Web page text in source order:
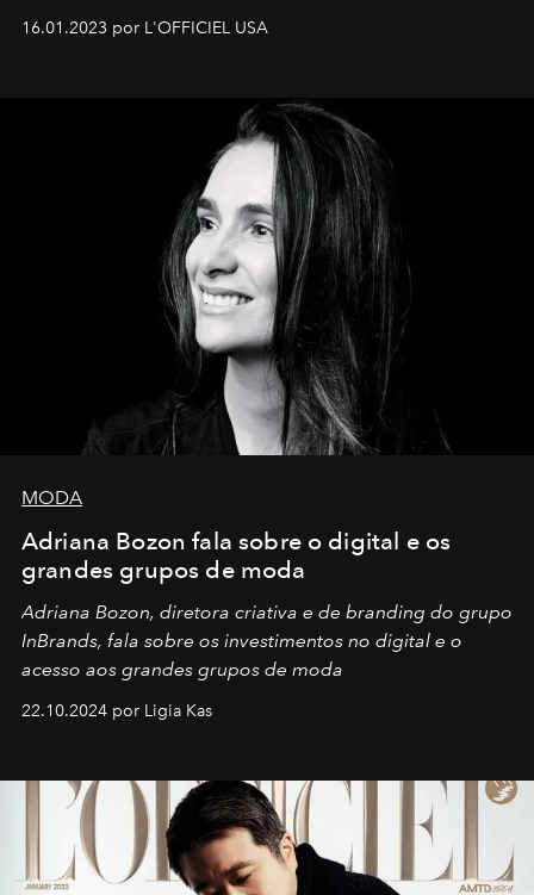
16.01.2023 por L'OFFICIEL USA
MODA
Adriana Bozon fala sobre o digital e os
grandes grupos de moda
Adriana Bozon, diretora criativa e de branding do grupo
InBrands, fala sobre os investimentos no digital e o
acesso aos grandes grupos de moda
22.10.2024 por Ligia Kas